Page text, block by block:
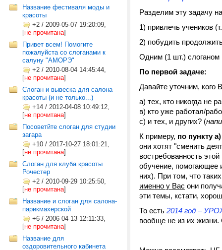
Название фестиваля моды и
красоты
+2 / 2009-05-07 19:20:09,
[не прочитана]
Привет всем! Помогите
пожалуйста со слоганами к
салуну "АМОРЭ"
+2 / 2010-08-04 14:45:44,
[не прочитана]
Cлоган и вывеска для салона
красоты (и не только...)
+14 / 2012-04-08 10:49:12,
[не прочитана]
Посоветйте слоган для студии
загара
+10 / 2017-10-27 18:01:21,
[не прочитана]
Слоган для клуба красоты
Рочестер
+2 / 2010-09-29 10:25:50,
[не прочитана]
Название и слоган для салона-
парикмахерской
+6 / 2006-04-13 12:11:33,
[не прочитана]
Название для
оздоровительного кабинета
Разделим эту задачу
1) привлечь учеников
2) побудить
Одним (1 шт.) слоганом
По первой задаче:
Давайте уточним, кого
а) тех, кто никогда не
в) кто уже работал/
с) и тех, и других? (
К примеру, по пункту а)
они хотят "сменить
востребованность
обучение, помогающее
них). При том, что
именно у Вас они
эти темы, кстати,
То есть 2014 год –
вообще не из их